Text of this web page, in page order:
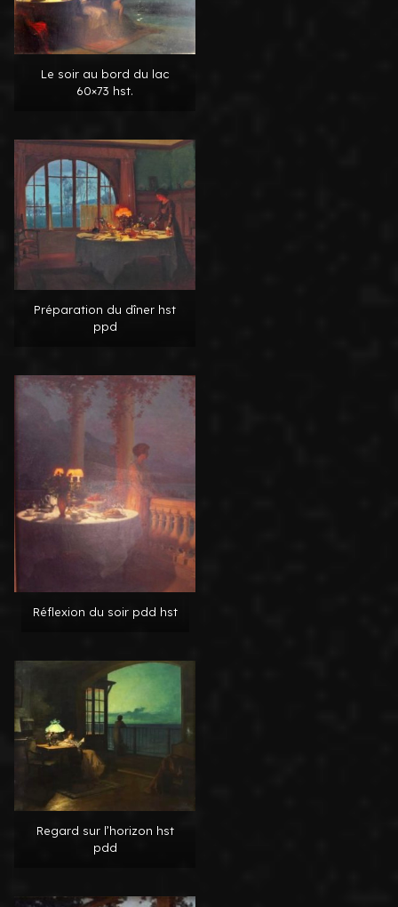
Le soir au bord du lac
60×73 hst.
Préparation du dîner hst
ppd
Réflexion du soir pdd hst
Regard sur l’horizon hst
pdd